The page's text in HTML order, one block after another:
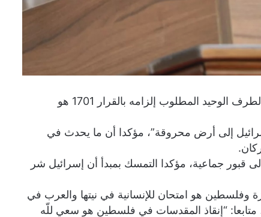
أكد رئيس مجلس النواب اللبناني، نبيه بري، اليوم السبت، أن “الطرف الوحيد المطلوب إلزامه بالقرار 1701 هو
إلى أرض محروقة”، مؤكدا أن ما يحدث في
جماعية، مؤكدا التمسك بمبدأ أن إسرائيل شر
هو امتحان للإنسانية في نيتها والعرب في
“إنقاذ المقدسات في فلسطين هو سعي للّه